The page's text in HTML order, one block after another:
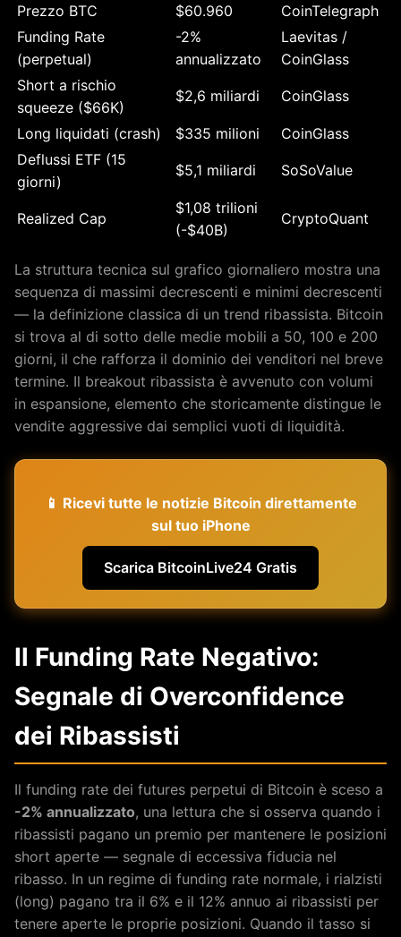
Prezzo BTC
$60.960
CoinTelegraph
Funding Rate
(perpetual)
-2%
annualizzato
Laevitas /
CoinGlass
Short a rischio
squeeze ($66K)
$2,6 miliardi CoinGlass
Long liquidati (crash) $335 milioni
CoinGlass
Deflussi ETF (15
giorni)
$5,1 miliardi SoSoValue
Realized Cap
$1,08 trilioni
(-$40B)
CryptoQuant
La struttura tecnica sul grafico giornaliero mostra una
sequenza di massimi decrescenti e minimi decrescenti
— la definizione classica di un trend ribassista. Bitcoin
si trova al di sotto delle medie mobili a 50, 100 e 200
giorni, il che rafforza il dominio dei venditori nel breve
termine. Il breakout ribassista è avvenuto con volumi
in espansione, elemento che storicamente distingue le
vendite aggressive dai semplici vuoti di liquidità.
📱 Ricevi tutte le notizie Bitcoin direttamente
sul tuo iPhone
Scarica BitcoinLive24 Gratis
Il Funding Rate Negativo:
Segnale di Overconfidence
dei Ribassisti
Il funding rate dei futures perpetui di Bitcoin è sceso a
-2% annualizzato, una lettura che si osserva quando i
ribassisti pagano un premio per mantenere le posizioni
short aperte — segnale di eccessiva fiducia nel
ribasso. In un regime di funding rate normale, i rialzisti
(long) pagano tra il 6% e il 12% annuo ai ribassisti per
tenere aperte le proprie posizioni. Quando il tasso si